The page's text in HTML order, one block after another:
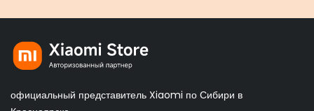
официальный представитель Xiaomi по Сибири в